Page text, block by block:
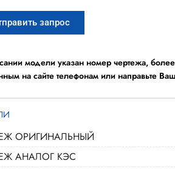
запрос
модели указан номер чертежа,
на сайте телефонам или направьте
ОРИГИНАЛЬНЫЙ
АНАЛОГ КЭС